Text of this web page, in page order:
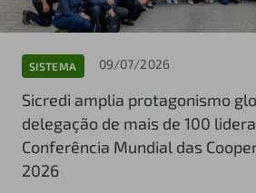
SISTEMA 09/07/2026
Sicredi amplia protagonismo
delegação de mais de 100
Conferência Mundial das
2026